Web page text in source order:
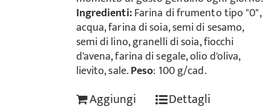
Ingredienti:Farina di frumento tipo "0",
acqua, farina di soia, semi di sesamo,
semi di lino, granelli di soia, fiocchi
d'avena, farina di segale, olio d'oliva,
lievito, sale.Peso: 100 g/cad.
Aggiungi
Dettagli